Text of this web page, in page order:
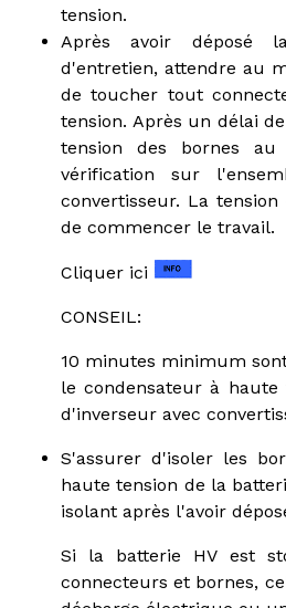
tension.
Après avoir déposé
d'entretien, attendre au
de toucher tout
tension. Après un délai
tension des bornes
vérification sur
convertisseur. La
de commencer le travail.
Cliquer ici
CONSEIL:
10 minutes minimum
le condensateur à haute
d'inverseur avec
S'assurer d'isoler les
haute tension de la
isolant après l'avoir
Si la batterie HV est
connecteurs et bornes,